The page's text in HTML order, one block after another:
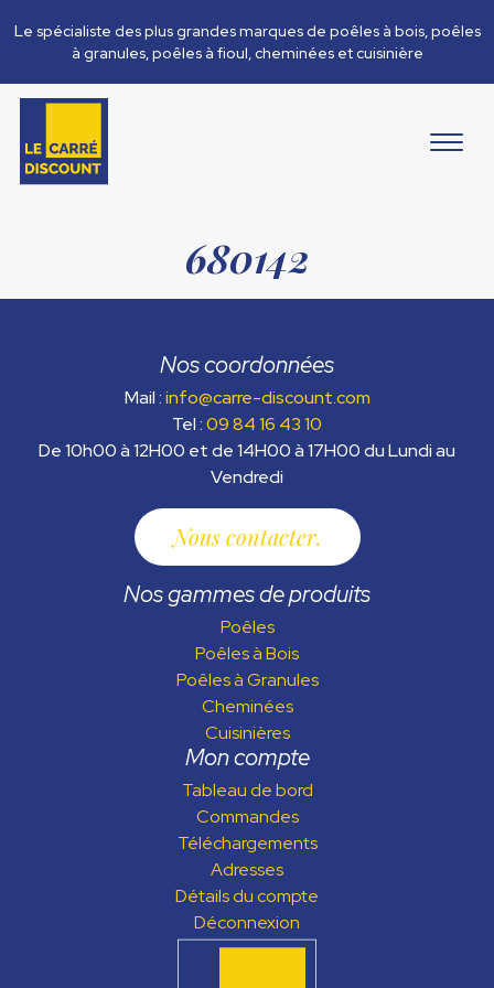
Le spécialiste des plus grandes marques de poêles à bois, poêles
à granules, poêles à fioul, cheminées et cuisinière
680142
Nos coordonnées
Mail :info@carre-discount.com
Tel :09 84 16 43 10
De 10h00 à 12H00 et de 14H00 à 17H00 du Lundi au
Vendredi
Nous contacter
Nos gammes de produits
Poêles
Poêles à Bois
Poêles à Granules
Cheminées
Cuisinières
Mon compte
Tableau de bord
Commandes
Téléchargements
Adresses
Détails du compte
Déconnexion